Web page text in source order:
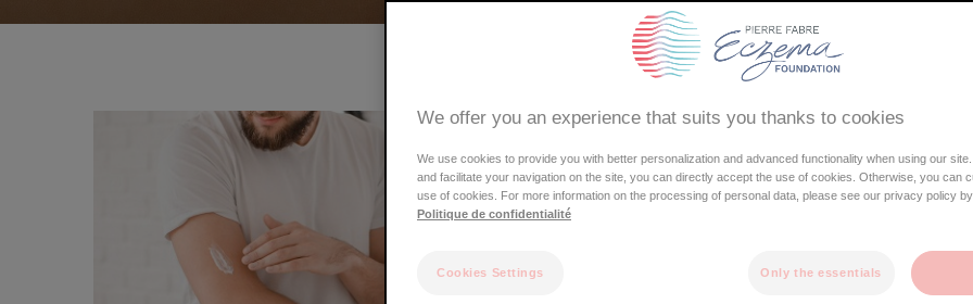
Boca
Braços
Busto
Partes genitais
Pés
estrutural
O emoliente é a base essencial do tratamento quotidiano do
We offer you an experience that suits you thanks to cookies
We use cookies to provide you with better personalization and advanced functionality when using our
and facilitate your navigation on the site, you can directly accept the use of cookies. Otherwise, you can
use of cookies. For more information on the processing of personal data, please see our privacy policy
Politique de confidentialité
Cookies Settings Only the essentials